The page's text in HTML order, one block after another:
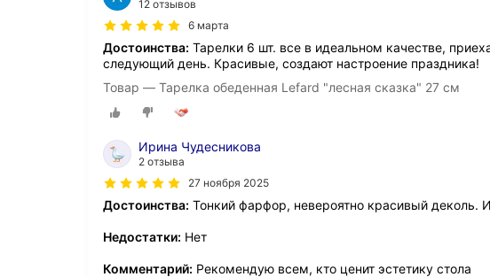
12 отзывов
6 марта
Достоинства: Тарелки 6 шт. все в идеальном качестве,
следующий день. Красивые, создают настроение праздника!
Товар — Тарелка обеденная Lefard "лесная сказка" 27 см
Ирина Чудесникова
2 отзыва
27 ноября 2025
Достоинства: Тонкий фарфор, невероятно красивый деколь.
Недостатки: Нет
Комментарий: Рекомендую всем, кто ценит эстетику стола